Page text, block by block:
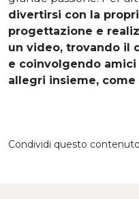
divertirsi con la
progettazione e
un video, trovando il
e coinvolgendo
allegri insieme,
Condividi questo